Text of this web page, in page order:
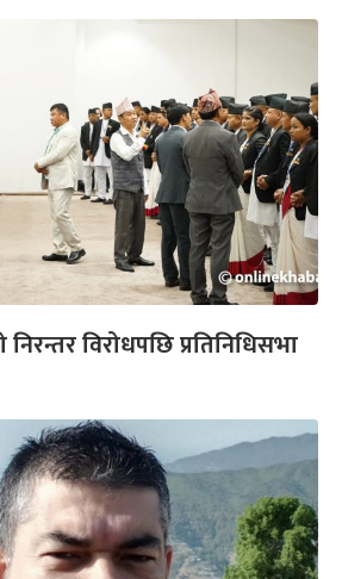
निरन्तर विरोधपछि प्रतिनिधिसभा